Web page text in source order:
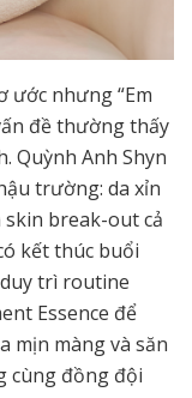
ước nhưng “Em
đề thường thấy
Quỳnh Anh Shyn
trường: da xỉn
skin break-out cả
kết thúc buổi
trì routine
Essence để
mịn màng và săn
cùng đồng đội